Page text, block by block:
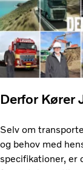
Serviceydelser
Brugte lastbiler
Nyheder
Penta
Kontakt os
Derfor Kører
Selv om
og behov med
specifikationer,